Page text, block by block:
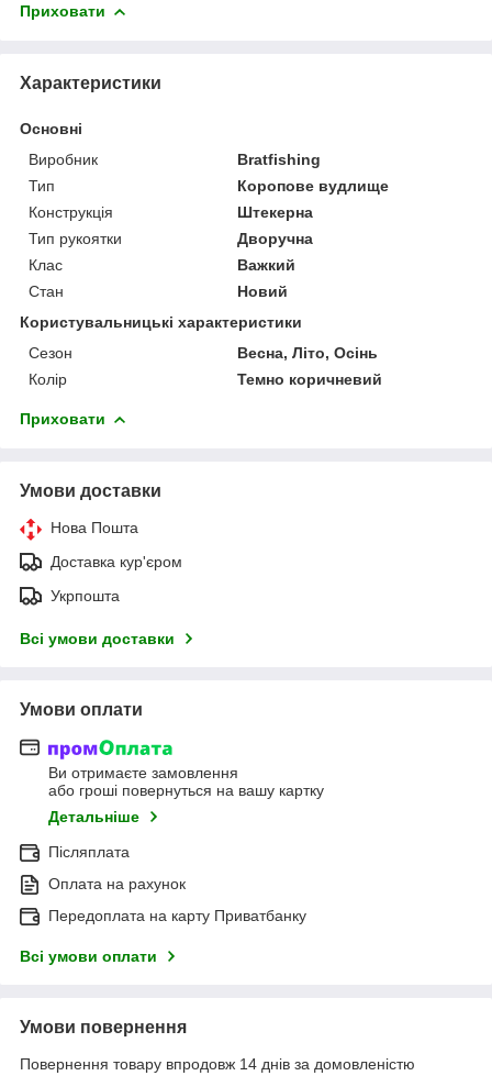
Приховати
Характеристики
Основні
Виробник
Bratfishing
Тип
Коропове вудлище
Конструкція
Штекерна
Тип рукоятки
Дворучна
Клас
Важкий
Стан
Новий
Користувальницькі характеристики
Сезон
Весна, Літо, Осінь
Колір
Темно коричневий
Приховати
Умови доставки
Нова Пошта
Доставка кур'єром
Укрпошта
Всі умови доставки
Умови оплати
Ви отримаєте замовлення
або гроші повернуться на вашу картку
Детальніше
Післяплата
Оплата на рахунок
Передоплата на карту Приватбанку
Всі умови оплати
Умови повернення
Повернення товару впродовж 14 днів за домовленістю